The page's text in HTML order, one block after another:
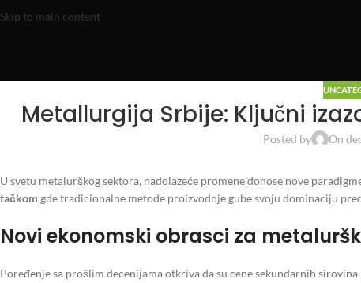
Skip to main content
Metallurgija Srbije: Ključni
Posted by On
U svetu metalurškog sektora, nadolazeće promene donose nove
tačkom gde tradicionalne metode proizvodnje gube svoju dominaciju
Novi ekonomski obrasci za
Poređenje sa prošlim decenijama otkriva da su cene sekundarnih